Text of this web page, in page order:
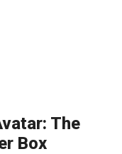
The
Box